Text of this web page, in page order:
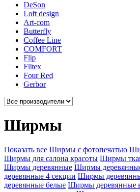
DeSon
Loft design
Art-com
Butterfly
Coffee Line
COMFORT
Flip
Flitex
Four Red
Gerbor
Ширмы
Показать все Ширмы с фотопечатью
Ширмы для салона красоты Ширмы
Ширмы деревянные Ширмы
деревянные 4 секции Ширмы
деревянные белые Ширмы деревянные